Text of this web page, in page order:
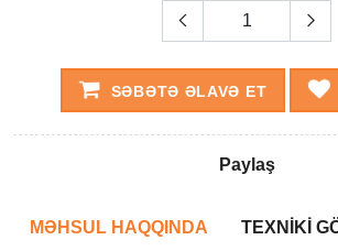
SƏBƏTƏ ƏLAVƏ ET
Paylaş
MƏHSUL HAQQINDA TEXNİKİ